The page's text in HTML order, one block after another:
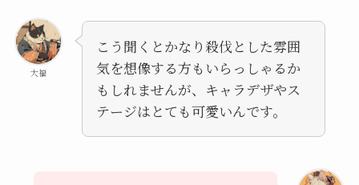
大福
こう聞くとかなり殺伐とした雰囲
気を想像する方もいらっしゃるか
もしれませんが、キャラデザやス
テージはとても可愛いんです。